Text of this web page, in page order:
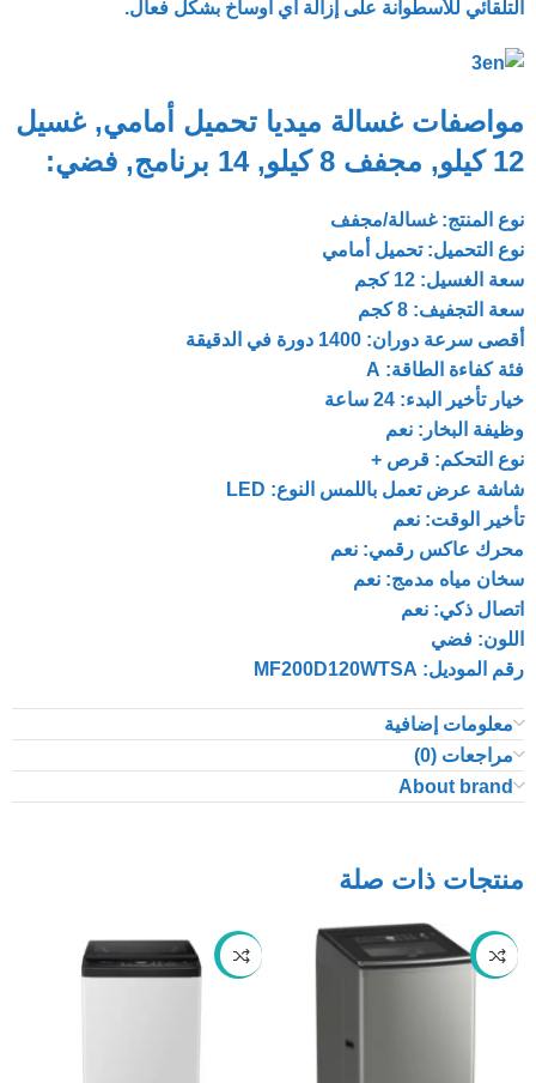
التلقائي للأسطوانة على إزالة أي أوساخ بشكل فعال.
مواصفات غسالة ميديا ​​تحميل أمامي, غسيل
12 كيلو, مجفف 8 كيلو, 14 برنامج, فضي:
نوع المنتج: غسالة/مجفف
نوع التحميل: تحميل أمامي
سعة الغسيل: 12 كجم
سعة التجفيف: 8 كجم
أقصى سرعة دوران: 1400 دورة في الدقيقة
فئة كفاءة الطاقة: A
خيار تأخير البدء: 24 ساعة
وظيفة البخار: نعم
نوع التحكم: قرص +
شاشة عرض تعمل باللمس النوع: LED
تأخير الوقت: نعم
محرك عاكس رقمي: نعم
سخان مياه مدمج: نعم
اتصال ذكي: نعم
اللون: فضي
رقم الموديل: MF200D120WTSA
معلومات إضافية
مراجعات (0)
About brand
منتجات ذات صلة
-42%
-49%